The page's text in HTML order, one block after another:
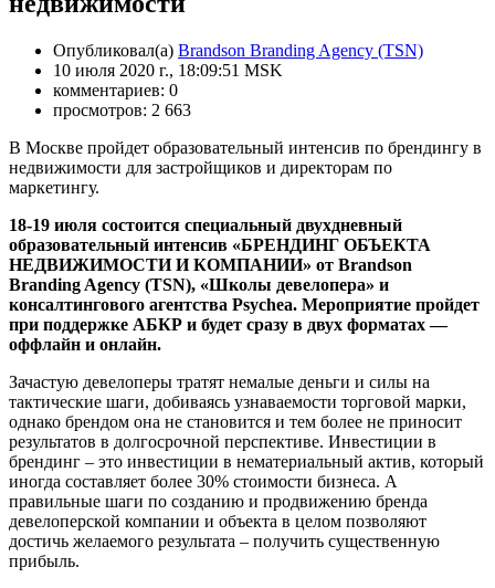
Опубликовал(а) Brandson Branding Agency (TSN)
10 июля 2020 г., 18:09:51 MSK
комментариев: 0
просмотров: 2 663
В Москве пройдет образовательный интенсив по брендингу в
недвижимости для застройщиков и директорам по
маркетингу.
18-19 июля состоится специальный двухдневный
образовательный интенсив «БРЕНДИНГ ОБЪЕКТА
НЕДВИЖИМОСТИ И КОМПАНИИ» от Brandson
Branding Agency (TSN), «Школы девелопера» и
консалтингового агентства Psychea. Мероприятие пройдет
при поддержке АБКР и будет сразу в двух форматах —
оффлайн и онлайн.
Зачастую девелоперы тратят немалые деньги и силы на
тактические шаги, добиваясь узнаваемости торговой марки,
однако брендом она не становится и тем более не приносит
результатов в долгосрочной перспективе. Инвестиции в
брендинг – это инвестиции в нематериальный актив, который
иногда составляет более 30% стоимости бизнеса. А
правильные шаги по созданию и продвижению бренда
девелоперской компании и объекта в целом позволяют
достичь желаемого результата – получить существенную
прибыль.